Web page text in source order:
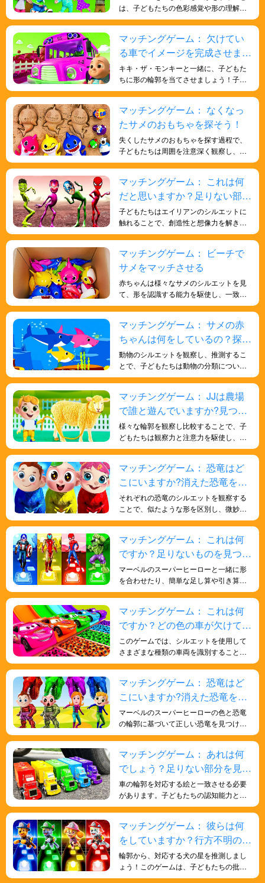
は、子どもたちの色彩感覚や形の理解を
深め、記憶力や反応能力を鍛え、脳を鍛
マッチングゲーム： 欠けてい
る車でイメージを完成させまし
ょう！
キキ・ザ・モンキーと一緒に、子どもた
ちに形の輪郭を当てさせましょう！子ど
もたちの人生に関する一般的な知識と、
ちます。遊びを通して子どもたちに知識
を学ばせましょう。
マッチングゲーム： なくなっ
たサメのおもちゃを探そう！
失くしたサメのおもちゃを探す過程で、
子どもたちは周囲を注意深く観察し、サ
メのおもちゃに合う形や色を探す必要が
せ、注意力と細部への観察力を向上させ
るのに役立ちます。
マッチングゲーム： これは何
だと思いますか？足りない部分
を見つけよう！
子どもたちはエイリアンのシルエットに
触れることで、創造性と想像力を解き放
ちます。シルエットからエイリアンの全
を思い描きます。こうした想像力豊かな
遊びは、物語を伝える能力を高め、想像
力豊かな思考を育みます。
マッチングゲーム： ビーチで
サメをマッチさせる
赤ちゃんは様々なサメのシルエットを見
て、形を認識する能力を駆使し、一致す
るサメを見つけます。このゲームは、子
達に役立ちます。
マッチングゲーム： サメの赤
ちゃんは何をしているの？探し
てみよう！
動物のシルエットを観察し、推測するこ
とで、子どもたちは動物の分類について
探求し始めることができます。哺乳類、
リーの特徴や類似点を学び、動物を適切
なグループに分類する方法を理解するこ
とができます。また、子どもたちはシル
エットを推測することで、様々な動物が
様々な生態系や生息地にどのように適応
しているかを理解するでしょう。動物と
環境の相互作用を学び、様々な動物がど
のように生息地に適応しているかを探る
ことができます。
マッチングゲーム： JJは農場
で誰と遊んでいますか?見つけ
てみましょう!
様々な輪郭を観察し比較することで、子
どもたちは観察力と注意力を駆使し、正
しい動物の形を見極める必要がありま
の集中力と細部への注意力を養うのに役
立ちます。
マッチングゲーム： 恐竜はど
こにいますか?消えた恐竜を探
そう！
それぞれの恐竜のシルエットを観察する
ことで、似たような形を区別し、微妙な
違いに気づくようになります。科学的な
る楽しい方法です。
マッチングゲーム： これは何
ですか？足りないものを見つけ
よう!
マーベルのスーパーヒーローと一緒に形
を合わせたり、簡単な足し算や引き算を
練習したりしながら数学を学ぶと、子ど
数学的スキルが強化され、脳が鍛えら
れ、より賢くなります。
マッチングゲーム： これは何
ですか？どの色の車が欠けてい
ますか?色と形について学ぼ
う！
このゲームでは、シルエットを使用して
さまざまな種類の車両を識別すること
で、子供たちの形状識別スキルを向上さ
に楽しく効果的に身につけさせることが
できます。
マッチングゲーム： 恐竜はど
こにいますか?消えた恐竜を探
そう！
マーベルのスーパーヒーローの色と恐竜
の輪郭に基づいて正しい恐竜を見つける
ことは、子供たちがより多様な色を認識
能力を向上させ、知識を強化し、より賢
くなります。
マッチングゲーム： あれは何
でしょう？足りない部分を見つ
けよう！
車の輪郭を対応する絵と一致させる必要
があります。子どもたちの認知能力と問
題解決能力を向上させ、記憶力と細部へ
マッチングゲーム： 彼らは何
をしていますか？行方不明のパ
ウ・パトロールを探しましょ
う!
輪郭から、対応する犬の星を推測しまし
ょう！このゲームは、子どもたちの批判
的思考力と問題解決能力を鍛えるのに役